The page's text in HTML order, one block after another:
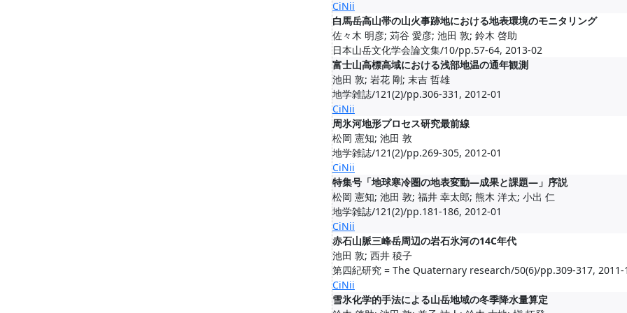
CiNii
白馬岳高山帯の山火事跡地における地表環境のモニタリング
佐々木 明彦; 苅谷 愛彦; 池田 敦; 鈴木 啓助
日本山岳文化学会論文集/10/pp.57-64, 2013-02
富士山高標高域における浅部地温の通年観測
池田 敦; 岩花 剛; 末吉 哲雄
地学雑誌/121(2)/pp.306-331, 2012-01
CiNii
周氷河地形プロセス研究最前線
松岡 憲知; 池田 敦
地学雑誌/121(2)/pp.269-305, 2012-01
CiNii
特集号「地球寒冷圏の地表変動―成果と課題―」序説
松岡 憲知; 池田 敦; 福井 幸太郎; 熊木 洋太; 小出 仁
地学雑誌/121(2)/pp.181-186, 2012-01
CiNii
赤石山脈三峰岳周辺の岩石氷河の14C年代
池田 敦; 西井 稜子
第四紀研究 = The Quaternary research/50(6)/pp.309-317, 2011-
CiNii
雪氷化学的手法による山岳地域の冬季降水量算定